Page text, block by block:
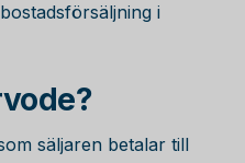
i
säljaren betalar till